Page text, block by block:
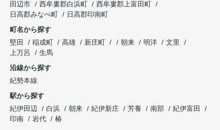
田辺市
西牟婁郡白浜町
西牟婁郡上富田町
日高郡みなべ町
日高郡印南町
町名から探す
堅田
稲成町 高雄 新庄町 朝来 明洋
文里
上万呂
生馬
沿線から探す
紀勢本線
駅から探す
紀伊田辺
白浜 朝来 紀伊新庄 芳養 南部
紀伊富田
印南
岩代 椿